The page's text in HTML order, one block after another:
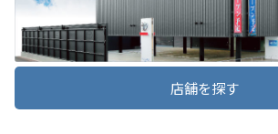
詳しくはこちら
2026-06-03
トヨタ自動車お客様相談センター
080-700-7700
受付：9:00～17:00（長期連休などの当社指定日を除く）
※夏季休業：８月１３日（木）～１６日（日）
https://toyota.jp/faq/contact/
店舗を探す